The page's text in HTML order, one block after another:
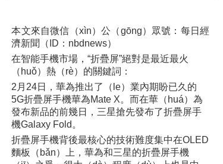
本文來自微信（xìn）公（gōng）眾號： 每日經
濟新聞（ID：nbdnews）
在智能手機市場，“折疊屏”絕對是最近最火
（huǒ）熱（rè）的關鍵詞：
2月24日，華為推出了（le）業內期盼已久的
5G折疊屏手機華為Mate X。而在華（huá）為
發布新品的前幾日，三星搶先發布了折疊屏手
機Galaxy Fold。
折疊屏手機背後最核心的技術難度集中在OLED
麵板（bǎn）上，華為和三星的折疊屏手機